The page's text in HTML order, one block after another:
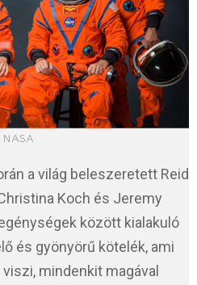
a világ beleszeretett Reid
Koch és Jeremy
között kialakuló
és gyönyörű kötelék, ami
mindenkit magával